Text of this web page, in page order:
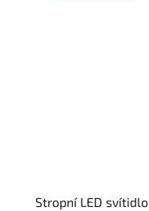
Stropní LED svítidlo